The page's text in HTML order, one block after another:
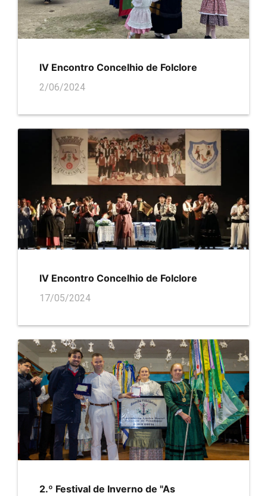
IV Encontro Concelhio de Folclore
2/06/2024
IV Encontro Concelhio de Folclore
17/05/2024
2.º Festival de Inverno de "As